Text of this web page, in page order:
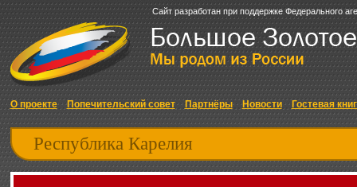
Сайт разработан при поддержке Федерального
О проекте Попечительский совет Партнёры Новости Гостевая
Республика Карелия